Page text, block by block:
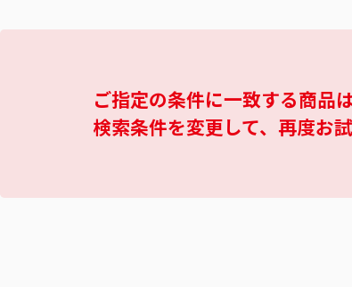
ご指定の条件に一致する商品
検索条件を変更して、再度お